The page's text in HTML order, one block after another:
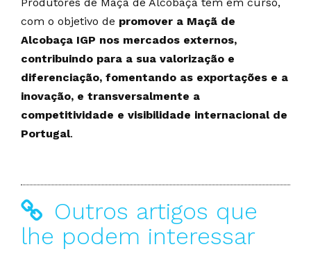
com o objetivo de promover a Maçã de
Alcobaça IGP nos mercados externos,
contribuindo para a sua valorização e
diferenciação, fomentando as exportações e a
inovação, e transversalmente a
competitividade e visibilidade internacional de
Portugal.
Outros artigos que
lhe podem interessar